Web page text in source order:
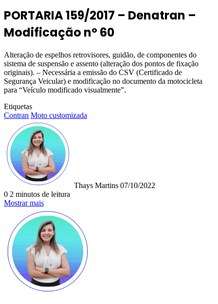
PORTARIA 159/2017 – Denatran –
Modificação nº 60
Alteração de espelhos retrovisores, guidão, de componentes do
sistema de suspensão e assento (alteração dos pontos de fixação
originais). – Necessária a emissão do CSV (Certificado de
Segurança Veicular) e modificação no documento da motocicleta
para “Veículo modificado visualmente”.
Etiquetas
Contran Moto customizada
Thays Martins 07/10/2022
0 2 minutos de leitura
Mostrar mais